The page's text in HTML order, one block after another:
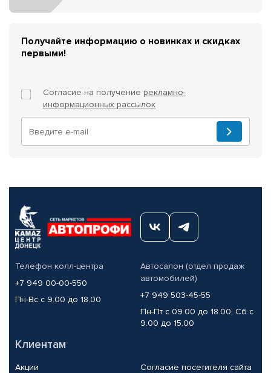
Получайте информацию о новинках и скидках
первыми!
Согласие на получение рекламно-
информационных рассылок
Телефон колл-центра
+7 949 00-00-550
Пн-Вс с 9.00 до 18.00
Автосалон (отдел продаж
автомобилей)
+7 949 503-45-55
Пн-Пт с 09.00 до 18.00, Сб с
9.00 до 15.00
Клиентам
Акции Согласие посетителя сайта